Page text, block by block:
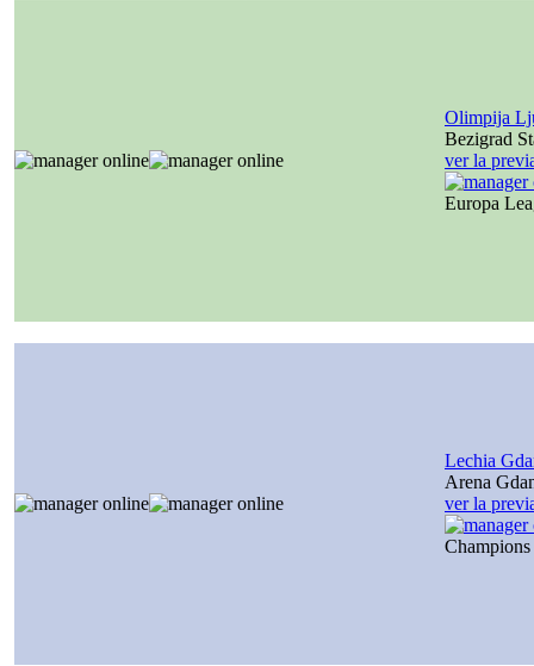
Olimpija
Bezigrad
ver la
Europa
Lechia
Arena
ver la